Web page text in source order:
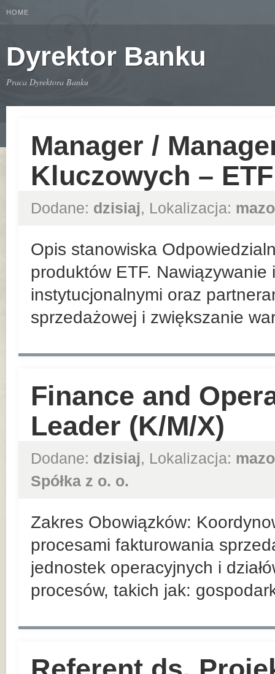
HOME
Dyrektor Banku
Praca Dyrektora Banku
Manager /
Kluczowych – ETF
Dodane: dzisiaj, Lokalizacja:
Opis stanowiska
produktów ETF.
instytucjonalnymi oraz
sprzedażowej i zwiększanie
Finance and
Leader (K/M/X)
Dodane: dzisiaj, Lokalizacja:
Spółka z o. o.
Zakres Obowiązków:
procesami fakturowania
jednostek operacyjnych i
procesów, takich jak: